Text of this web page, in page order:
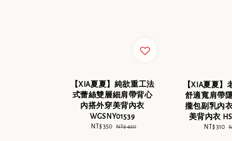
【XIA夏夏】純欲重工法
式蕾絲雙層細肩帶背心
內搭外穿美背內衣
WGSNY01539
Sale
NT$ 350 Regular
NT$ 420
【XIA夏夏】
舒適寬肩帶
攏包副乳內
美背內衣
Sale
NT$ 310